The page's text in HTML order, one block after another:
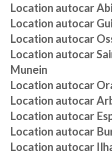
Location autocar
Location autocar
Location autocar
Location autocar
Munein
Location autocar
Location autocar
Location autocar
Location autocar
Location autocar